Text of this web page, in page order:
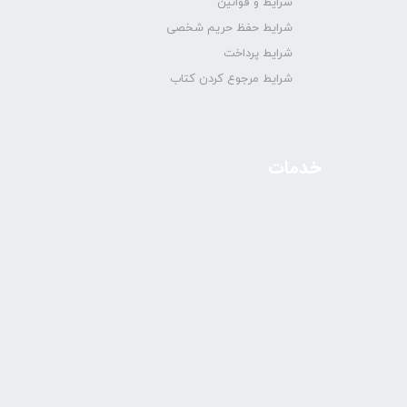
شرایط حفظ حریم شخصی
شرایط پرداخت
شرایط مرجوع کردن کتاب